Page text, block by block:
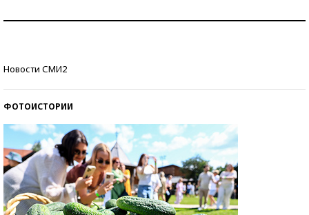
Новости СМИ2
ФОТОИСТОРИИ